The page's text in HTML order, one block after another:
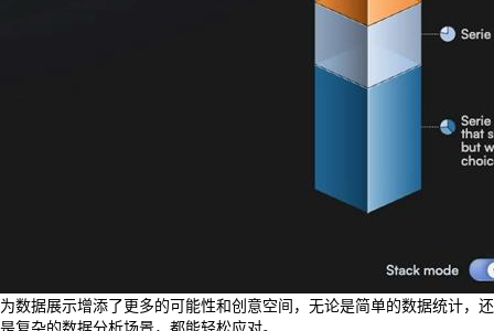
为数据展示增添了更多的可能性和创意空间，无论是简单的数据统计，还
是复杂的数据分析场景，都能轻松应对。